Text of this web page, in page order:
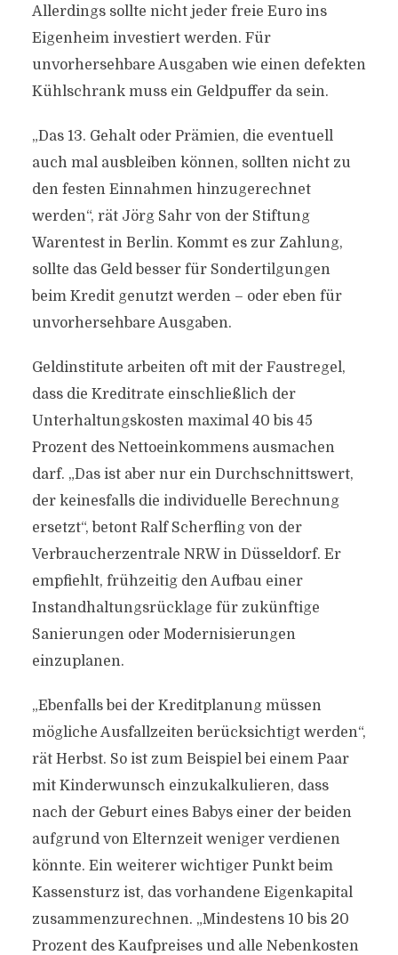
Allerdings sollte nicht jeder freie Euro ins
Eigenheim investiert werden. Für
unvorhersehbare Ausgaben wie einen defekten
Kühlschrank muss ein Geldpuffer da sein.
„Das 13. Gehalt oder Prämien, die eventuell
auch mal ausbleiben können, sollten nicht zu
den festen Einnahmen hinzugerechnet
werden“, rät Jörg Sahr von der Stiftung
Warentest in Berlin. Kommt es zur Zahlung,
sollte das Geld besser für Sondertilgungen
beim Kredit genutzt werden – oder eben für
unvorhersehbare Ausgaben.
Geldinstitute arbeiten oft mit der Faustregel,
dass die Kreditrate einschließlich der
Unterhaltungskosten maximal 40 bis 45
Prozent des Nettoeinkommens ausmachen
darf. „Das ist aber nur ein Durchschnittswert,
der keinesfalls die individuelle Berechnung
ersetzt“, betont Ralf Scherfling von der
Verbraucherzentrale NRW in Düsseldorf. Er
empfiehlt, frühzeitig den Aufbau einer
Instandhaltungsrücklage für zukünftige
Sanierungen oder Modernisierungen
einzuplanen.
„Ebenfalls bei der Kreditplanung müssen
mögliche Ausfallzeiten berücksichtigt werden“,
rät Herbst. So ist zum Beispiel bei einem Paar
mit Kinderwunsch einzukalkulieren, dass
nach der Geburt eines Babys einer der beiden
aufgrund von Elternzeit weniger verdienen
könnte. Ein weiterer wichtiger Punkt beim
Kassensturz ist, das vorhandene Eigenkapital
zusammenzurechnen. „Mindestens 10 bis 20
Prozent des Kaufpreises und alle Nebenkosten